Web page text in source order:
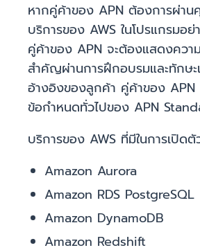
หากคู่ค้าของ APN ต้องการผ่า
บริการของ AWS ในโปรแกรมอ
คู่ค้าของ APN จะต้องแสดงควา
สำคัญผ่านการฝึกอบรมและทักษะ
อ้างอิงของลูกค้า คู่ค้าของ
ข้อกำหนดทั่วไปของ APN
บริการของ AWS ที่มีในการเปิดตั
Amazon Aurora
Amazon RDS PostgreSQL
Amazon DynamoDB
Amazon Redshift